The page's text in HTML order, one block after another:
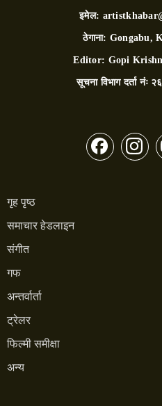
इमेल:
ठेगाना: Gongabu,
Editor: Gopi
सूचना विभाग दर्ता नंः
गृह पृष्ठ
समाचार हेडलाइन
संगीत
गफ
अन्तर्वार्ता
ट्रेलर
फिल्मी समीक्षा
अन्य